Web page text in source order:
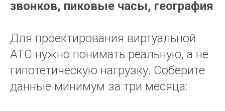
звонков, пиковые часы, география
Для проектирования виртуальной
АТС нужно понимать реальную, а не
гипотетическую нагрузку. Соберите
данные минимум за три месяца: